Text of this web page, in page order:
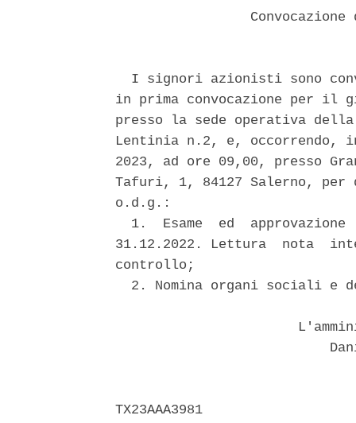
I signori azionisti sono
in prima convocazione per il
presso la sede operativa
Lentinia n.2, e, occorrendo,
2023, ad ore 09,00, presso
Tafuri, 1, 84127 Salerno,
o.d.g.:
1.  Esame  ed  approvazione
31.12.2022. Lettura  nota
controllo;
2. Nomina organi sociali e